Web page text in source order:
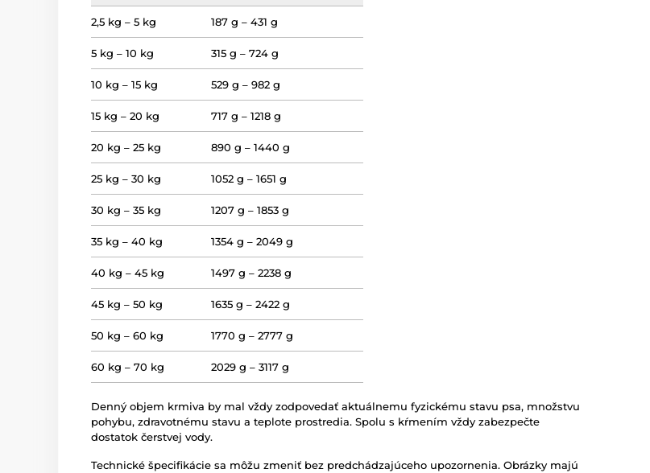
2,5 kg – 5 kg 187 g – 431 g
5 kg – 10 kg 315 g – 724 g
10 kg – 15 kg 529 g – 982 g
15 kg – 20 kg 717 g – 1218 g
20 kg – 25 kg 890 g – 1440 g
25 kg – 30 kg 1052 g – 1651 g
30 kg – 35 kg 1207 g – 1853 g
35 kg – 40 kg 1354 g – 2049 g
40 kg – 45 kg 1497 g – 2238 g
45 kg – 50 kg 1635 g – 2422 g
50 kg – 60 kg 1770 g – 2777 g
60 kg – 70 kg 2029 g – 3117 g
Denný objem krmiva by mal vždy zodpovedať aktuálnemu fyzickému stavu psa, množstvu
pohybu, zdravotnému stavu a teplote prostredia. Spolu s kŕmením vždy zabezpečte
dostatok čerstvej vody.
Technické špecifikácie sa môžu zmeniť bez predchádzajúceho upozornenia. Obrázky majú